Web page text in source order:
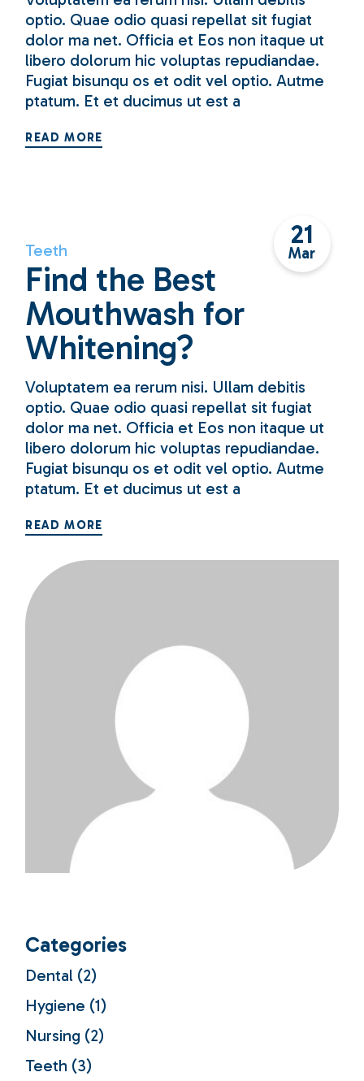
optio. Quae odio quasi repellat sit fugiat
dolor ma net. Officia et Eos non itaque ut
libero dolorum hic voluptas repudiandae.
Fugiat bisunqu os et odit vel optio. Autme
ptatum. Et et ducimus ut est a
READ MORE
21
Mar
Teeth
Find the Best
Mouthwash for
Whitening?
Voluptatem ea rerum nisi. Ullam debitis
optio. Quae odio quasi repellat sit fugiat
dolor ma net. Officia et Eos non itaque ut
libero dolorum hic voluptas repudiandae.
Fugiat bisunqu os et odit vel optio. Autme
ptatum. Et et ducimus ut est a
READ MORE
Categories
Dental (2)
Hygiene (1)
Nursing (2)
Teeth (3)